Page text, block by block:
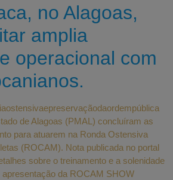
no Alagoas,
amplia
operacional com
de Alagoas (PMAL) concluíram as
para atuarem na Ronda Ostensiva
(ROCAM). Nota publicada no portal
sobre o treinamento e a solenidade
da ROCAM SHOW